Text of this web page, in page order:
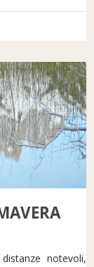
notevoli,